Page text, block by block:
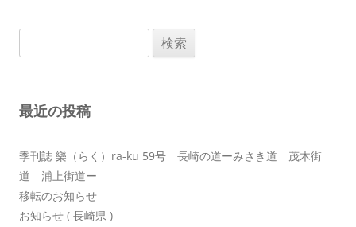
ン
索:
最近の投稿
季刊誌 樂（らく）ra-ku 59号 長崎の道ーみさき道 茂木街
道 浦上街道ー
移転のお知らせ
お知らせ ( 長崎県 )